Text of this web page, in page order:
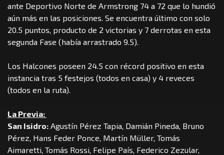
ante Deportivo Norte de Armstrong 74 a 72 que lo hundió
aún más en las posiciones. Se encuentra último con solo
20.5 puntos, producto de 2 victorias y 7 derrotas en esta
segunda Fase (había arrastrado 9.5).
Los Halcones poseen 24.5 con récord positivo en esta
instancia tras 5 festejos (todos en casa) y 4 reveces
(todos en la ruta).
La Previa:
San Isidro: Agustín Pérez Tapia, Damián Pineda, Bruno
Pérez, Hans Feder Ponce, Martín Müller, Tomás
Aimaretti, Tomás Rossi, Felipe País, Federico Zezular,